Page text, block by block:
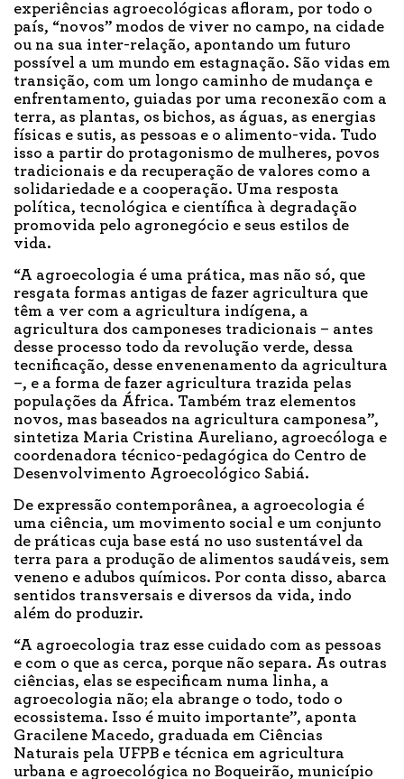
experiências agroecológicas afloram, por todo o
país, “novos” modos de viver no campo, na cidade
ou na sua inter-relação, apontando um futuro
possível a um mundo em estagnação. São vidas em
transição, com um longo caminho de mudança e
enfrentamento, guiadas por uma reconexão com a
terra, as plantas, os bichos, as águas, as energias
físicas e sutis, as pessoas e o alimento-vida. Tudo
isso a partir do protagonismo de mulheres, povos
tradicionais e da recuperação de valores como a
solidariedade e a cooperação. Uma resposta
política, tecnológica e científica à degradação
promovida pelo agronegócio e seus estilos de
vida.
“A agroecologia é uma prática, mas não só, que
resgata formas antigas de fazer agricultura que
têm a ver com a agricultura indígena, a
agricultura dos camponeses tradicionais – antes
desse processo todo da revolução verde, dessa
tecnificação, desse envenenamento da agricultura
–, e a forma de fazer agricultura trazida pelas
populações da África. Também traz elementos
novos, mas baseados na agricultura camponesa”,
sintetiza Maria Cristina Aureliano, agroecóloga e
coordenadora técnico-pedagógica do Centro de
Desenvolvimento Agroecológico Sabiá.
De expressão contemporânea, a agroecologia é
uma ciência, um movimento social e um conjunto
de práticas cuja base está no uso sustentável da
terra para a produção de alimentos saudáveis, sem
veneno e adubos químicos. Por conta disso, abarca
sentidos transversais e diversos da vida, indo
além do produzir.
“A agroecologia traz esse cuidado com as pessoas
e com o que as cerca, porque não separa. As outras
ciências, elas se especificam numa linha, a
agroecologia não; ela abrange o todo, todo o
ecossistema. Isso é muito importante”, aponta
Gracilene Macedo, graduada em Ciências
Naturais pela UFPB e técnica em agricultura
urbana e agroecológica no Boqueirão, município